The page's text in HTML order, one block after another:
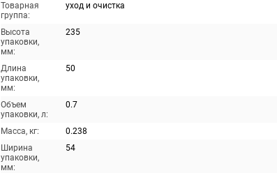
Товарная
группа:
уход и очистка
Высота
упаковки,
мм:
235
Длина
упаковки,
мм:
50
Объем
упаковки, л:
0.7
Масса, кг:
0.238
Ширина
упаковки,
мм:
54